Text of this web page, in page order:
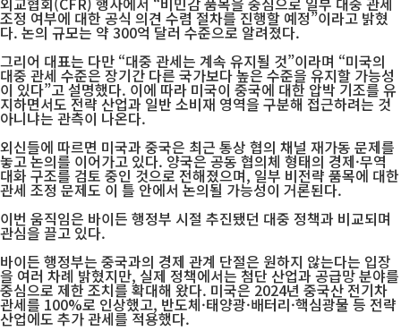
조정 여부에 대한 공식 의견 수렴 절차를 진행할 예정”이라고 밝혔
다. 논의 규모는 약 300억 달러 수준으로 알려졌다.
그리어 대표는 다만 “대중 관세는 계속 유지될 것”이라며 “미국의
대중 관세 수준은 장기간 다른 국가보다 높은 수준을 유지할 가능성
이 있다”고 설명했다. 이에 따라 미국이 중국에 대한 압박 기조를 유
지하면서도 전략 산업과 일반 소비재 영역을 구분해 접근하려는 것
아니냐는 관측이 나온다.
외신들에 따르면 미국과 중국은 최근 통상 협의 채널 재가동 문제를
놓고 논의를 이어가고 있다. 양국은 공동 협의체 형태의 경제·무역
대화 구조를 검토 중인 것으로 전해졌으며, 일부 비전략 품목에 대한
관세 조정 문제도 이 틀 안에서 논의될 가능성이 거론된다.
이번 움직임은 바이든 행정부 시절 추진됐던 대중 정책과 비교되며
관심을 끌고 있다.
바이든 행정부는 중국과의 경제 관계 단절은 원하지 않는다는 입장
을 여러 차례 밝혔지만, 실제 정책에서는 첨단 산업과 공급망 분야를
중심으로 제한 조치를 확대해 왔다. 미국은 2024년 중국산 전기차
관세를 100%로 인상했고, 반도체·태양광·배터리·핵심광물 등 전략
산업에도 추가 관세를 적용했다.